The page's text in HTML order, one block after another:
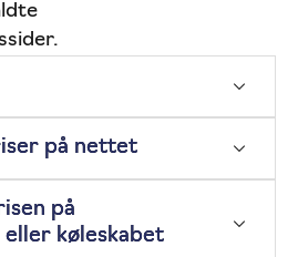
på nettet
på
eller køleskabet